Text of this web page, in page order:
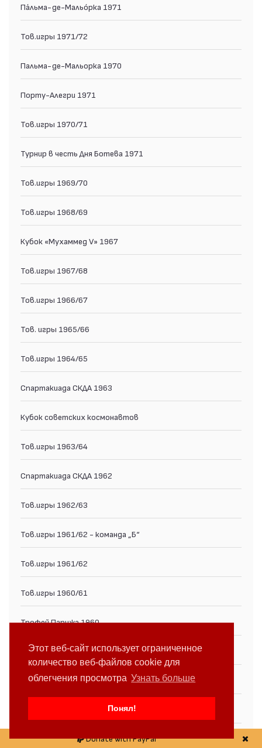
Этот веб-сайт использует ограниченное
количество веб-файлов cookie для
облегчения просмотра Узнать больше
Понял!
Па́льма-де-Мальо́рка 1971
Тов.игры 1971/72
Пальма-де-Мальорка 1970
Порту-Алегри 1971
Тов.игры 1970/71
Турнир в честь Дня Ботева 1971
Тов.игры 1969/70
Тов.игры 1968/69
Кубок «Мухаммед V» 1967
Тов.игры 1967/68
Тов.игры 1966/67
Тов. игры 1965/66
Тов.игры 1964/65
Спартакиада СКДА 1963
Кубок советских космонавтов
Тов.игры 1963/64
Спартакиада СКДА 1962
Тов.игры 1962/63
Тов.игры 1961/62 - команда „Б“
Тов.игры 1961/62
Тов.игры 1960/61
Трофей Парижа 1960
Тов.игры 1959/60
Спартакиада на СКДА 1958
Републиканская Спартакиада 1959
Тов.игры 1958/59Donate with PayPal